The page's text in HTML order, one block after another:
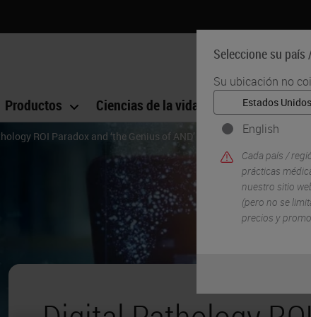
Seleccione su país
Su ubicación no
English
Cada país /
prácticas
nuestro sitio
(pero no se
precios y
Productos Ciencias de la vida Formación
ROI Paradox and ‘the Genius of AND’